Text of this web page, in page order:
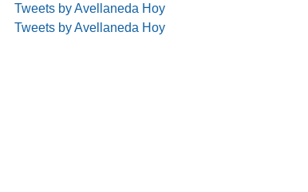
Tweets by Avellaneda Hoy
Tweets by Avellaneda Hoy